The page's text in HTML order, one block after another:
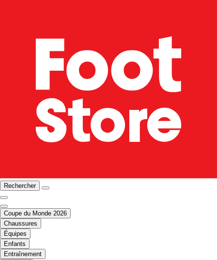
Rechercher
Coupe du Monde 2026
Chaussures
Équipes
Enfants
Entraînement